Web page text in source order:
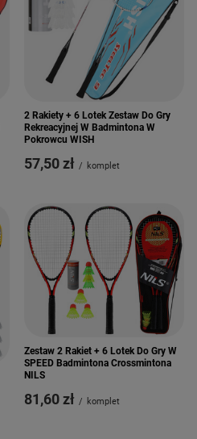
2 Rakiety + 6 Lotek Zestaw Do Gry
Rekreacyjnej W Badmintona W
Pokrowcu WISH
57,50 zł / komplet
Zestaw 2 Rakiet + 6 Lotek Do Gry W
SPEED Badmintona Crossmintona
NILS
81,60 zł / komplet